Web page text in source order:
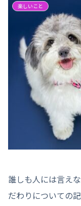
楽しいこと
誰しも人には言え
だわりについての